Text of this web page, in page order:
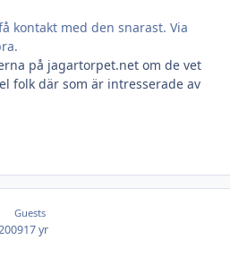
kontakt med den snarast. Via
på jagartorpet.net om de vet
folk där som är intresserade av
Guests
17 yr